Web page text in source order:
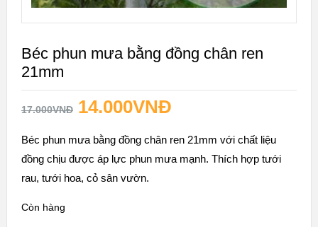
Béc phun mưa bằng đồng chân ren
21mm
17.000VNĐ 14.000VNĐ
Béc phun mưa bằng đồng chân ren 21mm với chất liệu
đồng chịu được áp lực phun mưa mạnh. Thích hợp tưới
rau, tưới hoa, cỏ sân vườn.
Còn hàng